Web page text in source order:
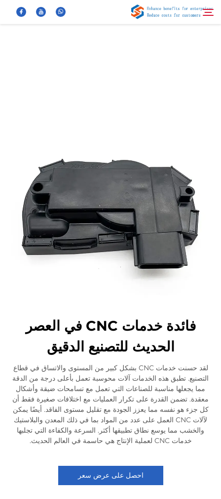
فيديو
اتصل بنا
فائدة خدمات CNC في العصر
الحديث للتصنيع الدقيق
لقد حسنت خدمات CNC بشكل كبير من المستوى والاتساق في قطاع
التصنيع. تطبق هذه الخدمات آلات محوسبة تعمل بأعلى درجة من الدقة
مما يجعلها مناسبة للصناعات التي تعمل مع تسامحات ضيقة وأشكال
معقدة. تضمن القدرة على تكرار العمليات مع اختلافات صغيرة فقط أن
كل جزء هو نفسه مما يعزز الجودة مع تقليل مستوى الفاقد. أيضًا يمكن
لآلات CNC العمل على عدد من المواد بما في ذلك المعدن والبلاستيك
والخشب مما يوسع نطاق تطبيقها أكثر. السرعة والكفاءة التي تجلبها
خدمات CNC لعملية الإنتاج هي حاسمة في العالم الحديث.
احصل على عرض سعر